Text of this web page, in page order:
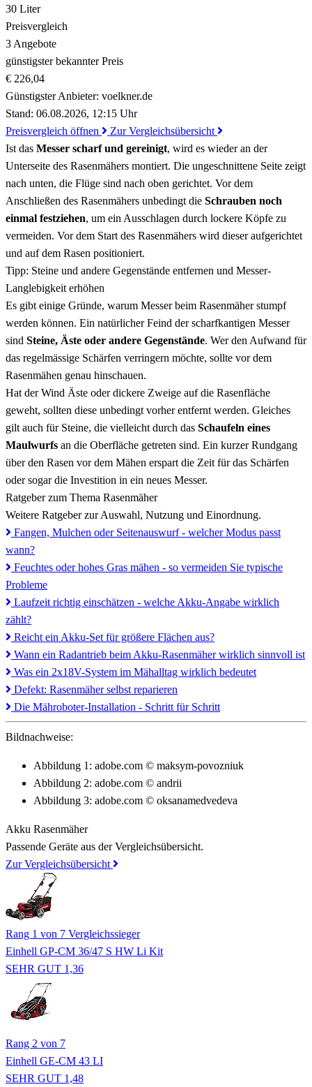
30 Liter
Preisvergleich
3 Angebote
günstigster bekannter Preis
€ 226,04
Günstigster Anbieter: voelkner.de
Stand: 06.08.2026, 12:15 Uhr
Preisvergleich öffnen
Zur Vergleichsübersicht
Ist das Messer scharf und gereinigt, wird es wieder an der
Unterseite des Rasenmähers montiert. Die ungeschnittene Seite zeigt
nach unten, die Flüge sind nach oben gerichtet. Vor dem
Anschließen des Rasenmähers unbedingt die Schrauben noch
einmal festziehen, um ein Ausschlagen durch lockere Köpfe zu
vermeiden. Vor dem Start des Rasenmähers wird dieser aufgerichtet
und auf dem Rasen positioniert.
Tipp: Steine und andere Gegenstände entfernen und Messer-
Langlebigkeit erhöhen
Es gibt einige Gründe, warum Messer beim Rasenmäher stumpf
werden können. Ein natürlicher Feind der scharfkantigen Messer
sind Steine, Äste oder andere Gegenstände. Wer den Aufwand für
das regelmässige Schärfen verringern möchte, sollte vor dem
Rasenmähen genau hinschauen.
Hat der Wind Äste oder dickere Zweige auf die Rasenfläche
geweht, sollten diese unbedingt vorher entfernt werden. Gleiches
gilt auch für Steine, die vielleicht durch das Schaufeln eines
Maulwurfs an die Oberfläche getreten sind. Ein kurzer Rundgang
über den Rasen vor dem Mähen erspart die Zeit für das Schärfen
oder sogar die Investition in ein neues Messer.
Ratgeber zum Thema Rasenmäher
Weitere Ratgeber zur Auswahl, Nutzung und Einordnung.
Fangen, Mulchen oder Seitenauswurf - welcher Modus passt
wann?
Feuchtes oder hohes Gras mähen - so vermeiden Sie typische
Probleme
Laufzeit richtig einschätzen - welche Akku-Angabe wirklich
zählt?
Reicht ein Akku-Set für größere Flächen aus?
Wann ein Radantrieb beim Akku-Rasenmäher wirklich sinnvoll ist
Was ein 2x18V-System im Mähalltag wirklich bedeutet
Defekt: Rasenmäher selbst reparieren
Die Mähroboter-Installation - Schritt für Schritt
Bildnachweise:
Abbildung 1: adobe.com © maksym-povozniuk
Abbildung 2: adobe.com © andrii
Abbildung 3: adobe.com © oksanamedvedeva
Akku Rasenmäher
Passende Geräte aus der Vergleichsübersicht.
Zur Vergleichsübersicht
Rang 1 von 7 Vergleichssieger
Einhell GP-CM 36/47 S HW Li Kit
SEHR GUT 1,36
Rang 2 von 7
Einhell GE-CM 43 LI
SEHR GUT 1,48